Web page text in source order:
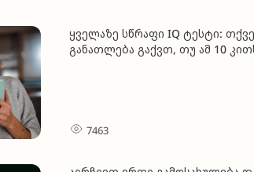
ყველაზე სწრაფი IQ ტესტი:
განათლება გაქვთ, თუ ამ 10
7463